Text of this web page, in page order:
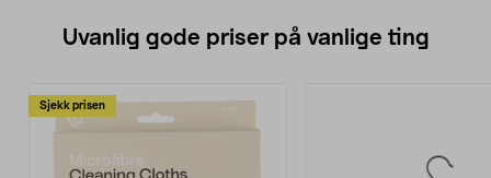
Uvanlig gode priser på vanlige ting
Sjekk prisen